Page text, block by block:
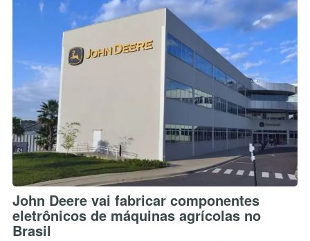
John Deere vai fabricar componentes
eletrônicos de máquinas agrícolas no
Brasil